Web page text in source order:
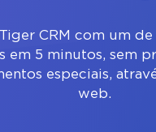
CRM com um de
em 5 minutos, sem
especiais,
web.